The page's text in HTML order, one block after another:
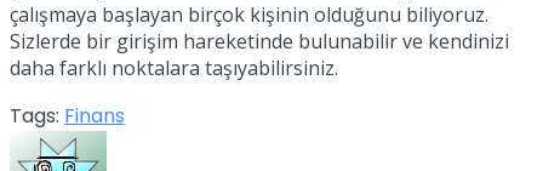
çalışmaya başlayan birçok kişinin olduğunu biliyoruz.
Sizlerde bir girişim hareketinde bulunabilir ve kendinizi
daha farklı noktalara taşıyabilirsiniz.
Tags: Finans